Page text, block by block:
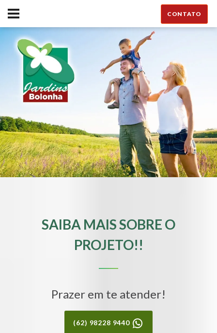
CONTATO
SAIBA MAIS SOBRE O
PROJETO!!
Prazer em te atender!
(62) 98228 9440